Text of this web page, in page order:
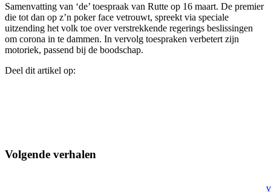
Samenvatting van ‘de’ toespraak van Rutte op 16 maart. De premier
die tot dan op z’n poker face vetrouwt, spreekt via speciale
uitzending het volk toe over verstrekkende regerings beslissingen
om corona in te dammen. In vervolg toespraken verbetert zijn
motoriek, passend bij de boodschap.
Deel dit artikel op:
Volgende verhalen